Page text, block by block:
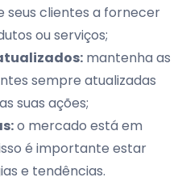
seus clientes a fornecer
ou serviços;
mantenha as
sempre atualizadas
suas ações;
o mercado está em
é importante estar
e tendências.